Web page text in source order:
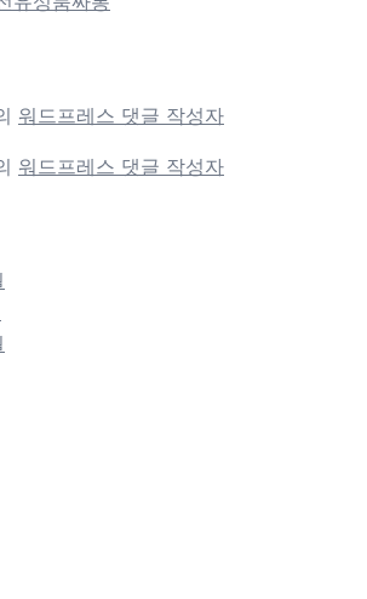
워드프레스 댓글 작성자
워드프레스 댓글 작성자